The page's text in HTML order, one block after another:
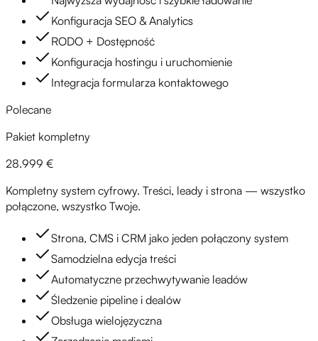
Konfiguracja SEO & Analytics
RODO + Dostępność
Konfiguracja hostingu i uruchomienie
Integracja formularza kontaktowego
Polecane
Pakiet kompletny
28.999 €
Kompletny system cyfrowy. Treści, leady i strona — wszystko
połączone, wszystko Twoje.
Strona, CMS i CRM jako jeden połączony system
Samodzielna edycja treści
Automatyczne przechwytywanie leadów
Śledzenie pipeline i dealów
Obsługa wielojęzyczna